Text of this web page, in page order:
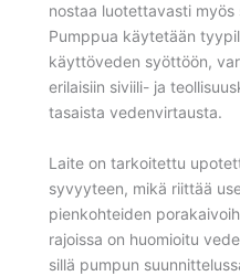
nostaa luotettavasti
Pumppua käytetään
käyttöveden syöttöön,
erilaisiin siviili- ja
tasaista vedenvirtausta.
Laite on tarkoitettu
syvyyteen, mikä riittää
pienkohteiden
rajoissa on huomioitu
sillä pumpun